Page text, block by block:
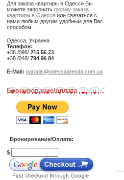
Для заказа квартиры в Одессе Вы
можете заполнить форму заказа
квартиры в Одессе или связаться с
нами любым другим удобным для Вас
способом.
Одесса, Украина
Телефон:
+38 /098/ 215 56 23
+38 /048/ 794 96 84
E-Mail: paradis@odessaarenda.com.ua
Бронирование/оплата
Бронирование/Оплата:
$